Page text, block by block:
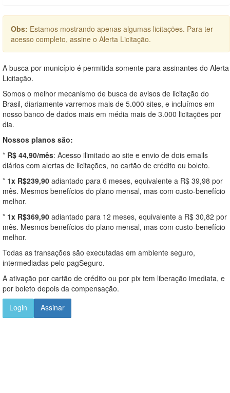
Obs: Estamos mostrando apenas algumas licitações. Para ter
acesso completo, assine o Alerta Licitação.
A busca por município é permitida somente para assinantes do Alerta
Licitação.
Somos o melhor mecanismo de busca de avisos de licitação do
Brasil, diariamente varremos mais de 5.000 sites, e incluímos em
nosso banco de dados mais em média mais de 3.000 licitações por
dia.
Nossos planos são:
* R$ 44,90/mês: Acesso ilimitado ao site e envio de dois emails
diários com alertas de licitações, no cartão de crédito ou boleto.
* 1x R$239,90 adiantado para 6 meses, equivalente a R$ 39,98 por
mês. Mesmos benefícios do plano mensal, mas com custo-benefício
melhor.
* 1x R$369,90 adiantado para 12 meses, equivalente a R$ 30,82 por
mês. Mesmos benefícios do plano mensal, mas com custo-benefício
melhor.
Todas as transações são executadas em ambiente seguro,
intermediadas pelo pagSeguro.
A ativação por cartão de crédito ou por pix tem liberação imediata, e
por boleto depois da compensação.
Login
Assinar